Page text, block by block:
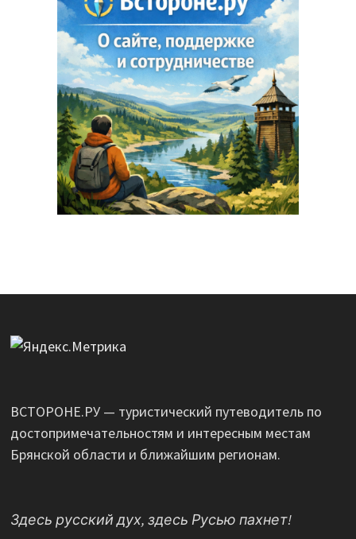
ВСТОРОНЕ.РУ — туристический путеводитель по
достопримечательностям и интересным местам
Брянской области и ближайшим регионам.
Здесь русский дух, здесь Русью пахнет!